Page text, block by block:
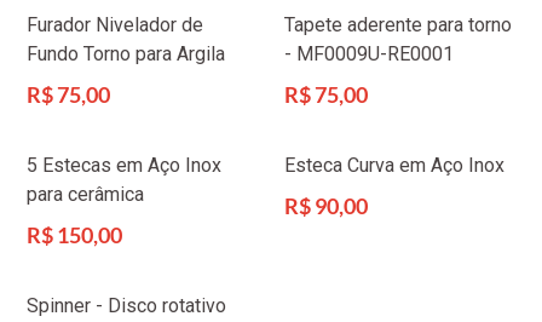
Furador Nivelador de
Fundo Torno para Argila
Preço
R$ 75,00
Tapete aderente para torno
- MF0009U-RE0001
Preço
R$ 75,00
5 Estecas em Aço Inox
para cerâmica
Preço
R$ 150,00
Esteca Curva em Aço Inox
Preço
R$ 90,00
Spinner - Disco rotativo